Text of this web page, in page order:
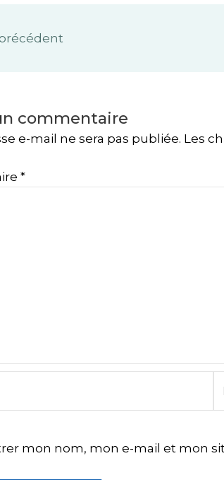
commentaire
e-mail ne sera pas publiée. Les
*
mon nom, mon e-mail et mon